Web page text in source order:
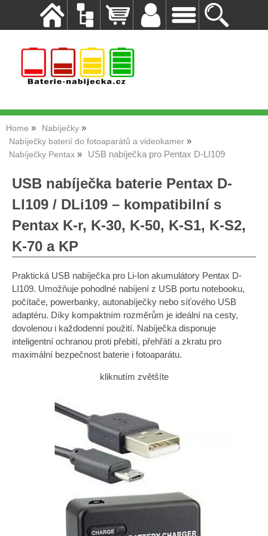
Home
Nabíječky
Nabíječky baterií do fotoaparátů a videokamer
Nabíječky Pentax
USB nabíječka pro Pentax D-LI109
USB nabíječka baterie Pentax D-
LI109 / DLi109 – kompatibilní s
Pentax K-r, K-30, K-50, K-S1, K-S2,
K-70 a KP
Praktická USB nabíječka pro Li-Ion akumulátory Pentax D-
LI109. Umožňuje pohodlné nabíjení z USB portu notebooku,
počítače, powerbanky, autonabíječky nebo síťového USB
adaptéru. Díky kompaktním rozměrům je ideální na cesty,
dovolenou i každodenní použití. Nabíječka disponuje
inteligentní ochranou proti přebití, přehřátí a zkratu pro
maximální bezpečnost baterie i fotoaparátu.
kliknutím zvětšíte